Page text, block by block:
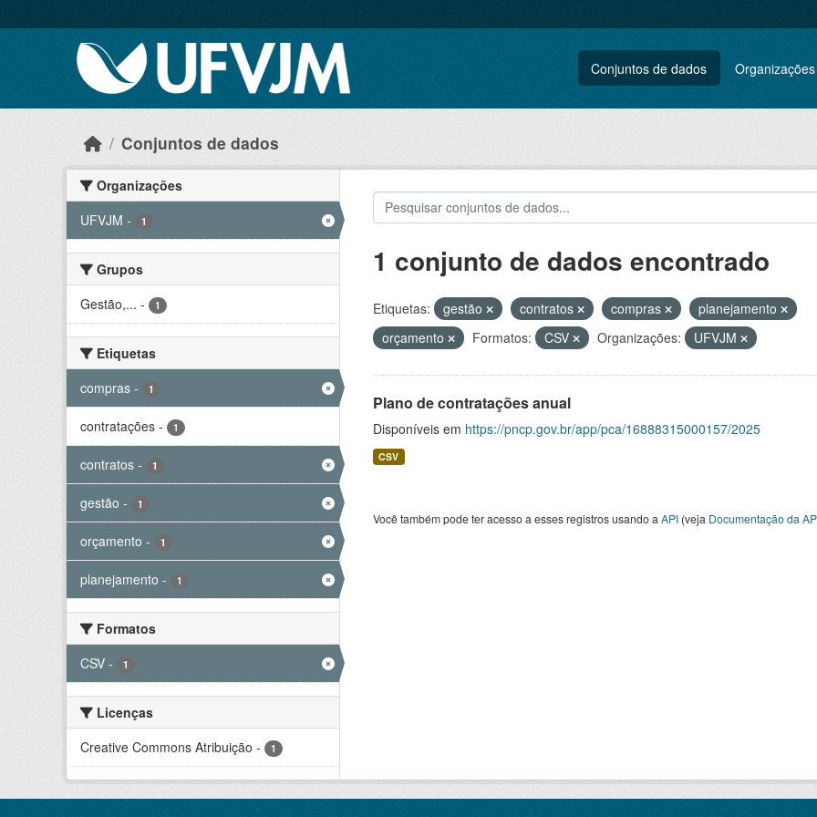
Conjuntos de dados Organizações
Conjuntos de dados
Organizações
UFVJM - 1
Grupos
Gestão,... - 1
Etiquetas
compras - 1
contratações - 1
contratos - 1
gestão - 1
orçamento - 1
planejamento - 1
Formatos
CSV - 1
Licenças
Creative Commons Atribuição - 1
1 conjunto de dados encontrado
Etiquetas: gestão contratos compras
planejamento
orçamento
Formatos: CSV Organizações: UFVJM
Plano de contratações anual
Disponíveis em https://pncp.gov.br/app/pca/16888315000157/2025
CSV
Você também pode ter acesso a esses registros usando a API(veja Documentação da